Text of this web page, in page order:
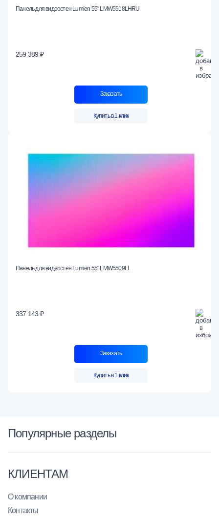
Панель для видеостен Lumien 55" LMW5518LHRU
259 389 ₽
Заказать
Купить в 1 клик
Панель для видеостен Lumien 55" LMW5509LL
337 143 ₽
Заказать
Купить в 1 клик
Популярные разделы
КЛИЕНТАМ
О компании
Контакты